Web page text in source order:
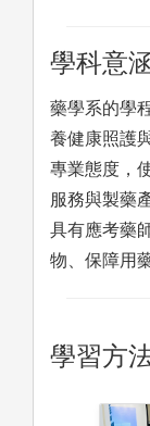
學科意
藥學系的學
養健康照護
專業態度，
服務與製藥
具有應考藥
物、保障用
學習方